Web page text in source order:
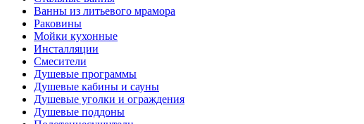
Ванны из литьевого мрамора
Раковины
Мойки кухонные
Инсталляции
Смесители
Душевые программы
Душевые кабины и сауны
Душевые уголки и ограждения
Душевые поддоны